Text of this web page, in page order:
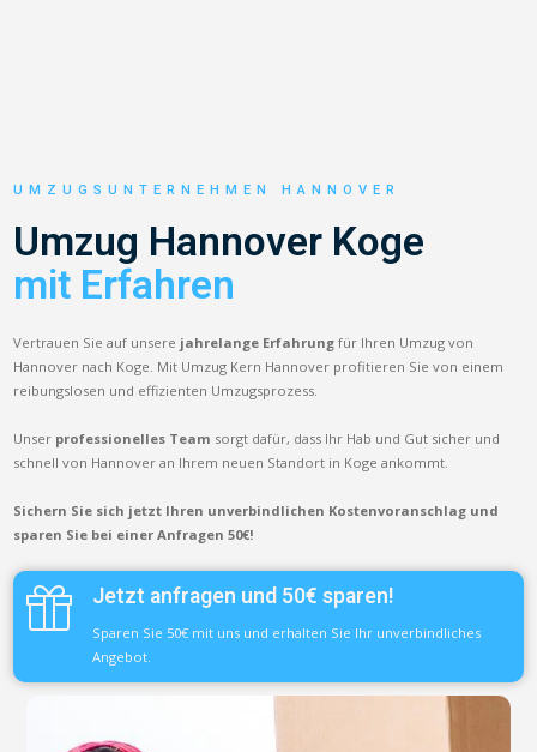
UMZUGSUNTERNEHMEN HANNOVER
Umzug Hannover Koge
mit Erfahren
Vertrauen Sie auf unsere jahrelange Erfahrung für Ihren Umzug von
Hannover nach Koge. Mit Umzug Kern Hannover profitieren Sie von einem
reibungslosen und effizienten Umzugsprozess.
Unser professionelles Team sorgt dafür, dass Ihr Hab und Gut sicher und
schnell von Hannover an Ihrem neuen Standort in Koge ankommt.
Sichern Sie sich jetzt Ihren unverbindlichen Kostenvoranschlag und
sparen Sie bei einer Anfragen 50€!
Jetzt anfragen und 50€ sparen!
Sparen Sie 50€ mit uns und erhalten Sie Ihr unverbindliches
Angebot.